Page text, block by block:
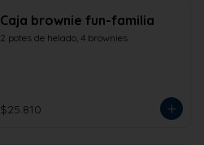
Caja brownie fun-familia
2 potes de helado, 4 brownies
$25.810